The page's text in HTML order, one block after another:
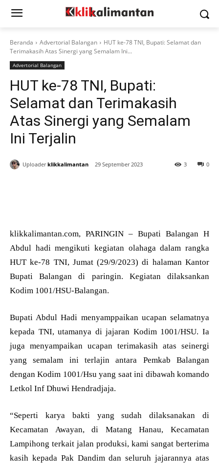
Beranda Advertorial Balangan
HUT ke-78 TNI, Bupati: Selamat dan
Terimakasih Atas Sinergi yang Semalam Ini...
Advertorial Balangan
HUT ke-78 TNI, Bupati:
Selamat dan Terimakasih
Atas Sinergi yang Semalam
Ini Terjalin
Uploader klikkalimantan 29 September 2023 0
3
klikkalimantan.com, PARINGIN – Bupati Balangan H
Abdul hadi mengikuti kegiatan olahaga dalam rangka
HUT ke-78 TNI, Jumat (29/9/2023) di halaman Kantor
Bupati Balangan di paringin. Kegiatan dilaksankan
Kodim 1001/HSU-Balangan.
Bupati Abdul Hadi menyamppaikan ucapan selamatnya
kepada TNI, utamanya di jajaran Kodim 1001/HSU. Ia
juga menyampaikan ucapan terimakasih atas seinergi
yang semalam ini terlajin antara Pemkab Balangan
dengan Kodim 1001/Hsu yang saat ini dibawah komando
Letkol Inf Dhuwi Hendradjaja.
“Seperti karya bakti yang sudah dilaksanakan di
Kecamatan Awayan, di Matang Hanau, Kecamatan
Lampihong terkait jalan produksi, kami sangat berterima
kasih kepada Pak Dandim dan seluruh jajarannya atas